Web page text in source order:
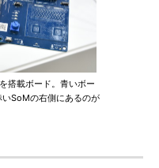
搭載ボード。青いボー
いSoMの右側にあるのが